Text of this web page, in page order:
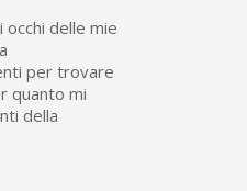
delle mie
per trovare
quanto mi
della